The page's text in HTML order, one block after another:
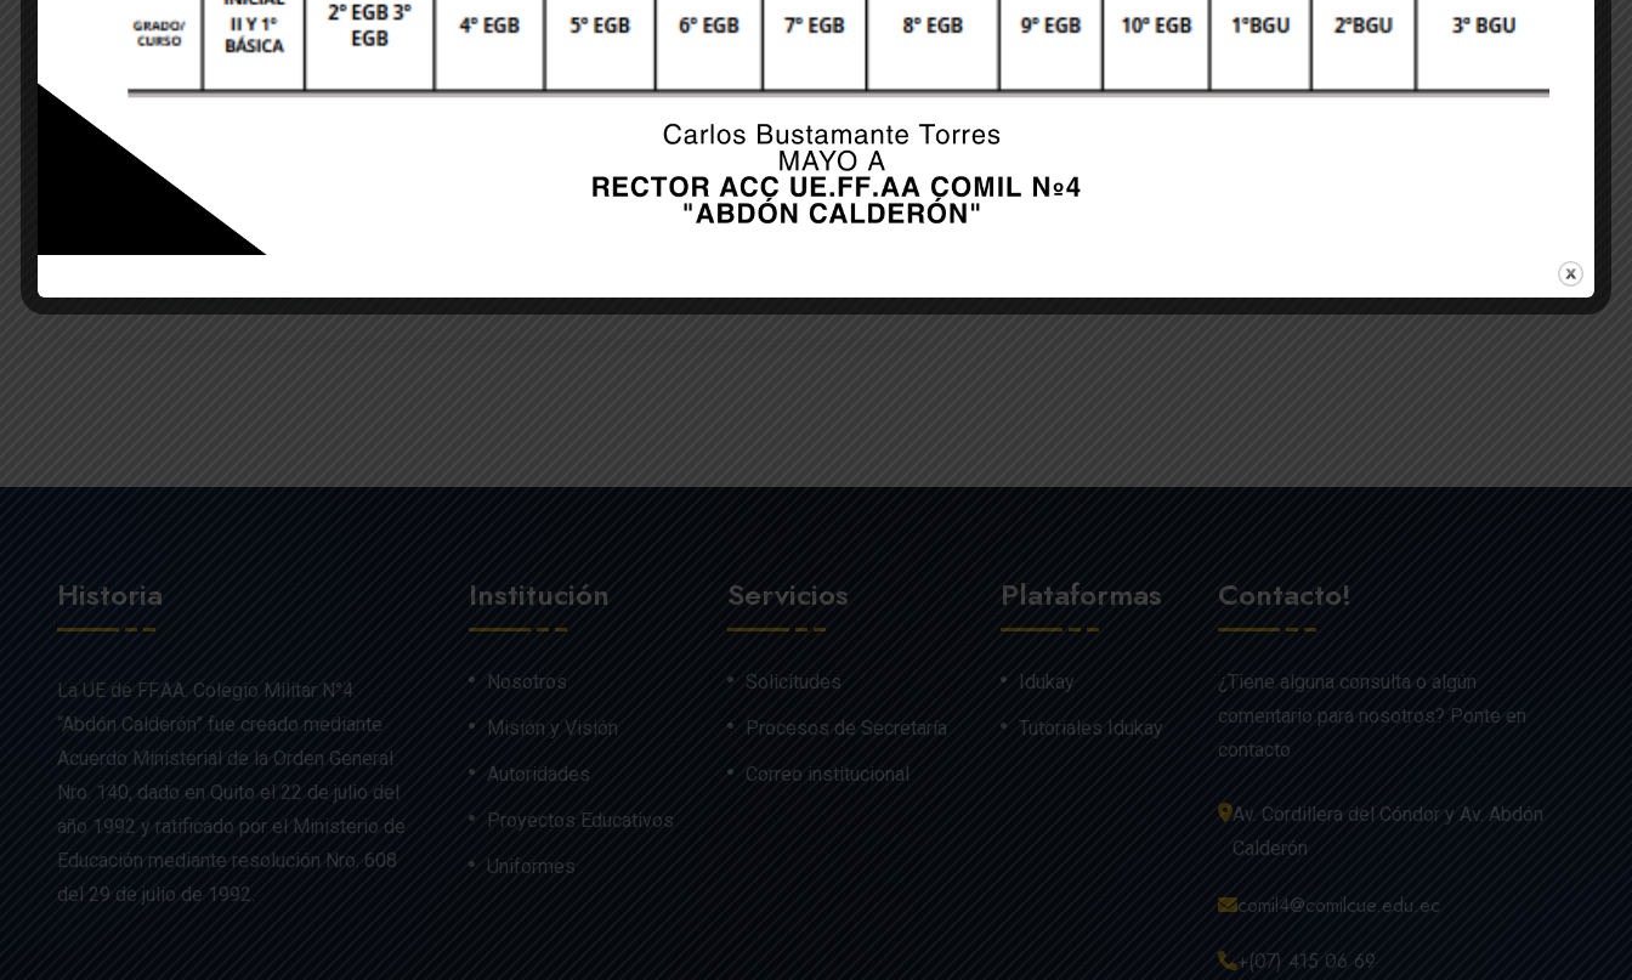
Save my name, email, and website in this browser for the next time I comment.
POST COMMENT
Historia
La UE de FF.AA. Colegio Militar N°4
“Abdón Calderón” fue creado mediante
Acuerdo Ministerial de la Orden General
Nro. 140, dado en Quito el 22 de julio del
año 1992 y ratificado por el Ministerio de
Educación mediante resolución Nro. 608
del 29 de julio de 1992.
Institución
Nosotros
Misión y Visión
Autoridades
Proyectos Educativos
Uniformes
Servicios
Solicitudes
Procesos de Secretaría
Correo institucional
Plataformas
Idukay
Tutoriales Idukay
Contacto!
¿Tiene alguna consulta o algún
comentario para nosotros? Ponte en
contacto
Av. Cordillera del Cóndor y Av. Abdón
Calderón
comil4@comilcue.edu.ec
+(07) 415 06 69